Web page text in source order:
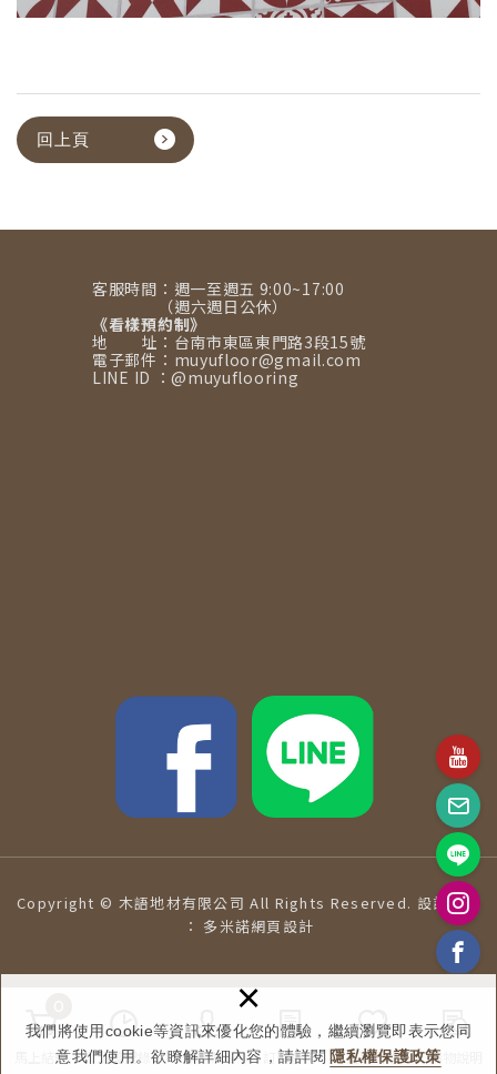
我們將使用cookie等資訊來優化您的體驗，繼續瀏覽即表示您同
意我們使用。欲瞭解詳細內容，請詳閱 隱私權保護政策
×
回上頁
客服時間：週一至週五 9:00~17:00
（週六週日公休）
《看樣預約制》
地 址：台南市東區東門路3段15號
電子郵件：muyufloor@gmail.com
LINE ID ：@muyuflooring
Copyright © 木語地材有限公司 All Rights Reserved. 設計維護
： 多米諾網頁設計
馬上結帳 瀏覽紀錄 會員專區 訂單查詢 追蹤清單 購物說明